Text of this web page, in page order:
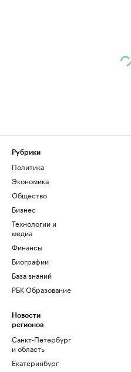
Рубрики
Политика
Экономика
Общество
Бизнес
Технологии и
медиа
Финансы
Биографии
База знаний
РБК Образование
Новости
регионов
Санкт-Петербург
и область
Екатеринбург